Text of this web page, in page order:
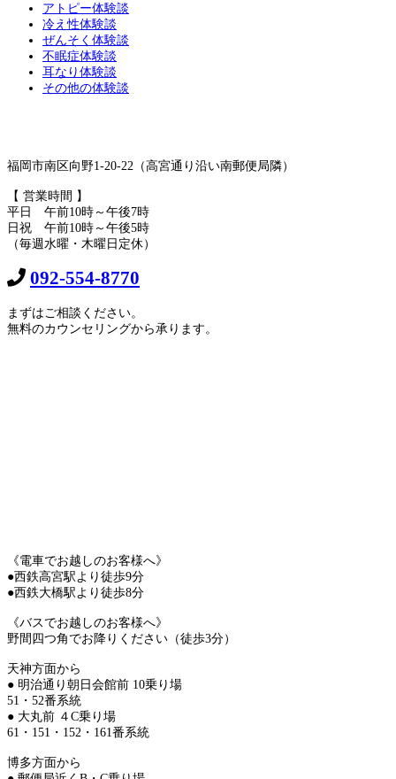
アトピー体験談
冷え性体験談
ぜんそく体験談
不眠症体験談
耳なり体験談
その他の体験談
福岡市南区向野1-20-22（高宮通り沿い南郵便局隣）
【 営業時間 】
平日 午前10時～午後7時
日祝 午前10時～午後5時
（毎週水曜・木曜日定休）
092-554-8770
まずはご相談ください。
無料のカウンセリングから承ります。
《電車でお越しのお客様へ》
●西鉄高宮駅より徒歩9分
●西鉄大橋駅より徒歩8分
《バスでお越しのお客様へ》
野間四つ角でお降りください（徒歩3分）
天神方面から
● 明治通り朝日会館前 10乗り場
51・52番系統
● 大丸前 ４C乗り場
61・151・152・161番系統
博多方面から